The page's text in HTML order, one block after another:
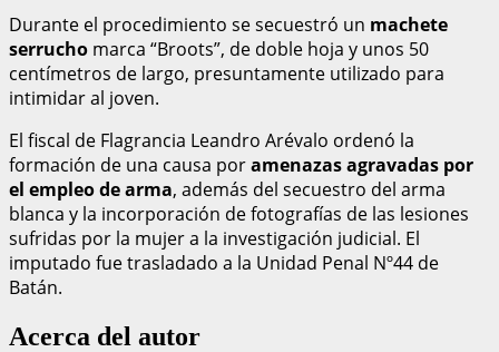
Durante el procedimiento se secuestró un machete
serrucho marca “Broots”, de doble hoja y unos 50
centímetros de largo, presuntamente utilizado para
intimidar al joven.
El fiscal de Flagrancia Leandro Arévalo ordenó la
formación de una causa poramenazas agravadas por
el empleo de arma, además del secuestro del arma
blanca y la incorporación de fotografías de las lesiones
sufridas por la mujer a la investigación judicial. El
imputado fue trasladado a la Unidad Penal Nº44 de
Batán.
Acerca del autor